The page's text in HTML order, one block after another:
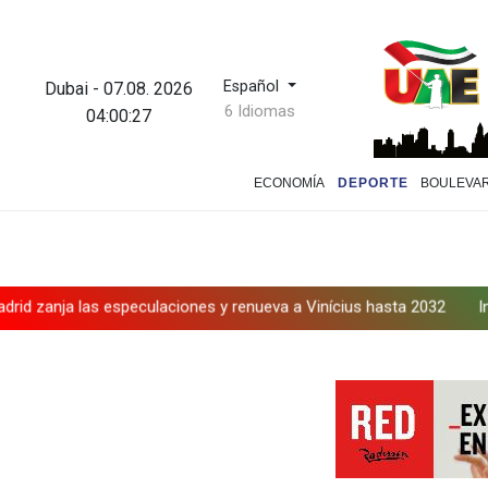
Dubai -07.08. 2026
04:00:28
Español
6 Idiomas
ECONOMÍA DEPORTE
las especulaciones y renueva a Vinícius hasta 2032